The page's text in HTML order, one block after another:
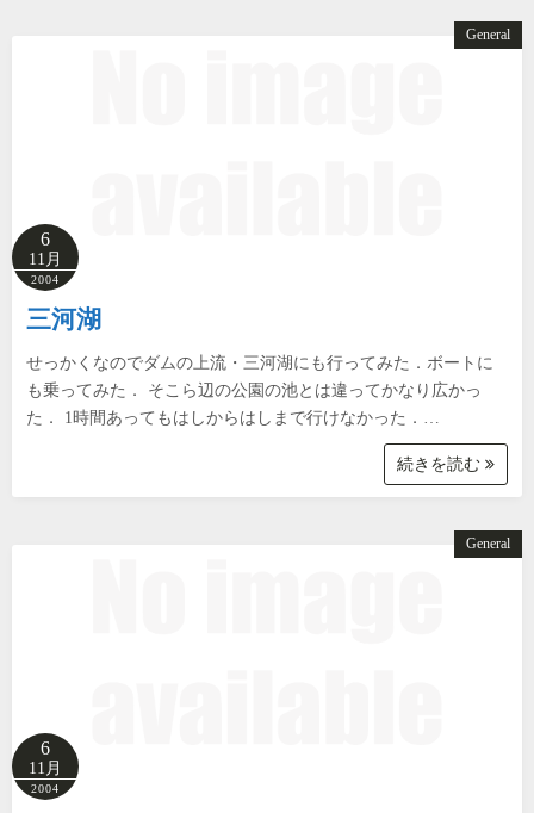
General
6
11月
2004
三河湖
せっかくなのでダムの上流・三河湖にも行ってみた．ボートに
も乗ってみた． そこら辺の公園の池とは違ってかなり広かっ
た． 1時間あってもはしからはしまで行けなかった．…
続きを読む
General
6
11月
2004